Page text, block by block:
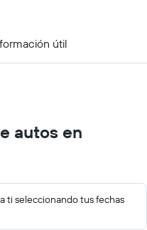
útil
autos en
ti seleccionando tus fechas